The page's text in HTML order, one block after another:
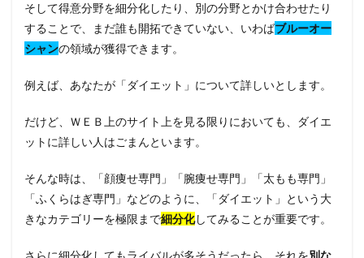
そして得意分野を細分化したり、別の分野とかけ合わせたり
することで、まだ誰も開拓できていない、いわばブルーオー
シャンの領域が獲得できます。
例えば、あなたが「ダイエット」について詳しいとします。
だけど、ＷＥＢ上のサイト上を見る限りにおいても、
ダイエ
ットに詳しい人はごまんといます。
そんな時は、「顔痩せ専門」「腕痩せ専門」「太もも専門」
「ふくらはぎ専門」などのように、「ダイエット」という大
きなカテゴリーを極限まで細分化してみることが重要です。
さらに細分化してもライバルが多そうだったら、それを別な